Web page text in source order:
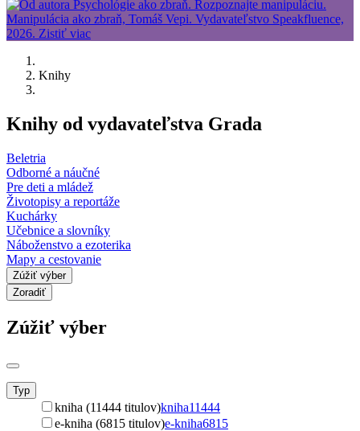
Knihy
Knihy od vydavateľstva Grada
Beletria
Odborné a náučné
Pre deti a mládež
Životopisy a reportáže
Kuchárky
Učebnice a slovníky
Náboženstvo a ezoterika
Mapy a cestovanie
Zúžiť výber
Zoradiť
Zúžiť výber
Typ
kniha (11444 titulov)kniha11444
e-kniha (6815 titulov)e-kniha6815